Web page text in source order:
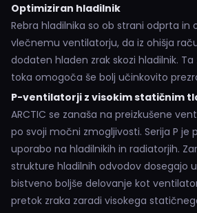
Optimiziran hladilnik
Rebra hladilnika so ob strani odprta in
vlečnemu ventilatorju, da iz ohišja
dodaten hladen zrak skozi hladilnik.
toka omogoča še bolj učinkovito
P-ventilatorji z visokim statičnim
ARCTIC se zanaša na preizkušene
po svoji močni zmogljivosti. Serija P je
uporabo na hladilnikih in radiatorjih.
strukture hladilnih odvodov dosegajo
bistveno boljše delovanje kot
pretok zraka zaradi visokega